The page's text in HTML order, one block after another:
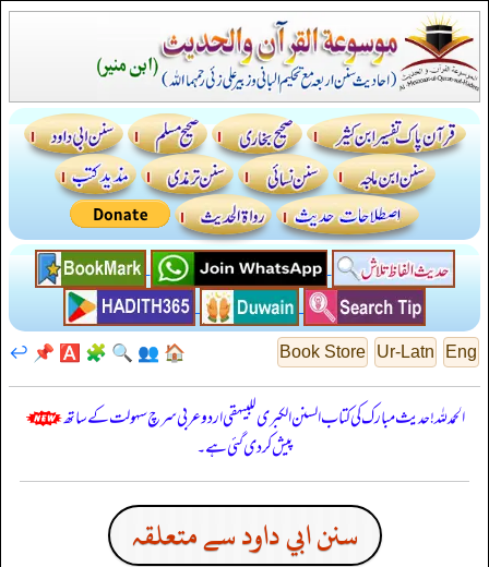
Eng
Ur-Latn
Book Store
🏠
👥
🔍
🧩
🅰️
📌
↩️
الحمدللہ! حدیث مبارک کی کتاب السنن الكبرى للبيهقي اردو عربی سرچ سہولت کے ساتھ
پیش کر دی گئی ہے۔
سنن ابي داود سے متعلقہ